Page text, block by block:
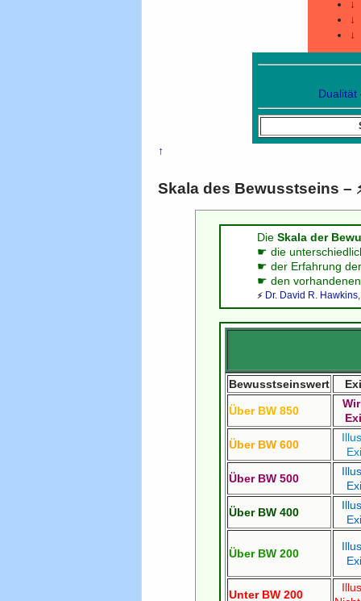
↓
↓
↓
Dualität
↑
Skala des Bewusstseins –
Die Skala der
☛ die
☛ der Erfahrung
☛ den
⚡ Dr. David R. Hawkins
Bewusstseinswert
Über BW 850
Über BW 600
Über BW 500
Über BW 400
Über BW 200
Unter BW 200